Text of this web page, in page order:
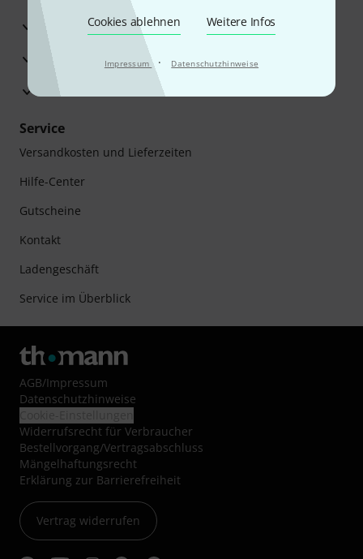
Cookies ablehnen Weitere Infos
Impressum · Datenschutzhinweise
Beratung durch Fachexperten
Zufriedenheitsgarantie
Europas größtes Versandlager
Service
Versandkosten und Lieferzeiten
Hilfe-Center
Gutscheine
Kontakt
Ladengeschäft
Service im Überblick
AGB/Impressum
Datenschutzhinweise
Widerrufsrecht für Verbraucher
Bestellvorgang/Vertragsabschluss
Mängelhaftungsrecht
Erklärung zur Barrierefreiheit
Vertrag widerrufen